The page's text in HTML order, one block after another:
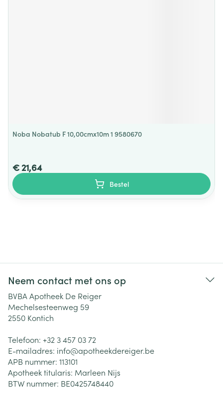
Noba Nobatub F 10,00cmx10m 1 9580670
€ 21,64
Bestel
Neem contact met ons op
BVBA Apotheek De Reiger
Mechelsesteenweg 59
2550 Kontich
Telefoon: +32 3 457 03 72
E-mailadres: info@apotheekdereiger.be
APB nummer: 113101
Apotheek titularis: Marleen Nijs
BTW nummer: BE0425748440